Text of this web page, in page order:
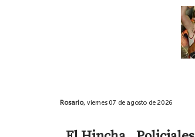
Rosario, viernes 07 de agosto de 2026